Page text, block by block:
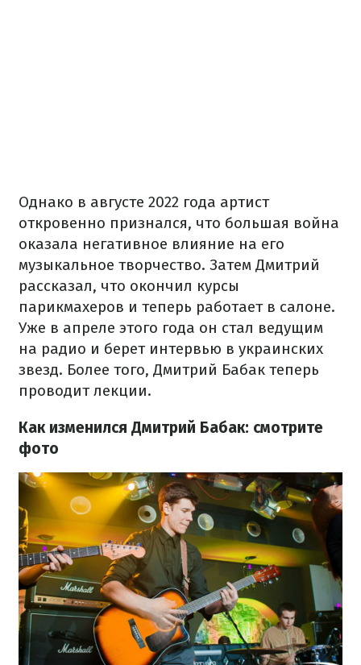
Однако в августе 2022 года артист
откровенно признался, что большая война
оказала негативное влияние на его
музыкальное творчество. Затем Дмитрий
рассказал, что окончил курсы
парикмахеров и теперь работает в салоне.
Уже в апреле этого года он стал ведущим
на радио и берет интервью в украинских
звезд. Более того, Дмитрий Бабак теперь
проводит лекции.
Как изменился Дмитрий Бабак: смотрите
фото